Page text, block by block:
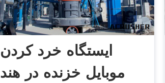
ایستگاه خرد کردن
موبایل خزنده در هند